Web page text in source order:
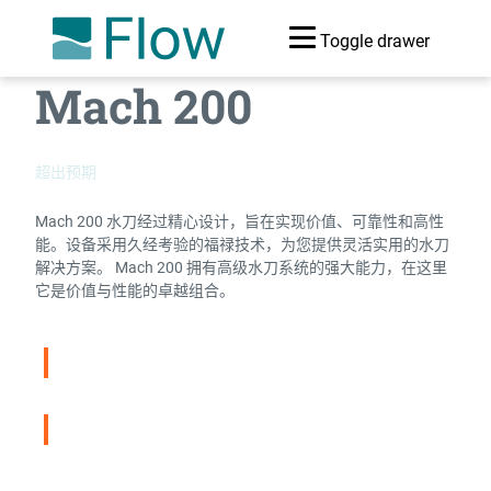
Toggle drawer
Mach 200
超出预期
Mach 200 水刀经过精心设计，旨在实现价值、可靠性和高性
能。设备采用久经考验的福禄技术，为您提供灵活实用的水刀
解决方案。 Mach 200 拥有高级水刀系统的强大能力，在这里
它是价值与性能的卓越组合。